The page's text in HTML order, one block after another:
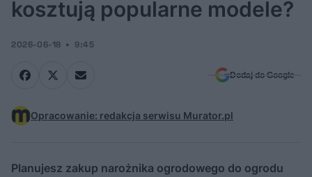
kosztują popularne modele?
2026-06-18 9:45
Dodaj do Google
Opracowanie: redakcja serwisu Murator.pl
Planujesz zakup narożnika ogrodowego do ogrodu